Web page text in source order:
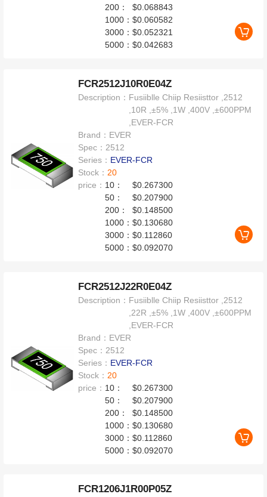
200：
$0.068843
1000：$0.060582
3000：$0.052321
5000：$0.042683
FCR2512J10R0E04Z
Description： Fusiiblle Chiip Resiisttor ,2512
,10R ,±5% ,1W ,400V ,±600PPM
,EVER-FCR
Brand： EVER
Spec： 2512
Series： EVER-FCR
Stock： 20
price： 10：
$0.267300
50：
$0.207900
200：
$0.148500
1000：$0.130680
3000：$0.112860
5000：$0.092070
FCR2512J22R0E04Z
Description： Fusiiblle Chiip Resiisttor ,2512
,22R ,±5% ,1W ,400V ,±600PPM
,EVER-FCR
Brand： EVER
Spec： 2512
Series： EVER-FCR
Stock： 20
price： 10：
$0.267300
50：
$0.207900
200：
$0.148500
1000：$0.130680
3000：$0.112860
5000：$0.092070
FCR1206J1R00P05Z